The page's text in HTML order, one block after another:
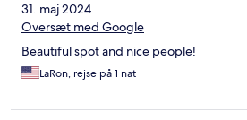
31. maj 2024
Oversæt med Google
Beautiful spot and nice people!
LaRon, rejse på 1 nat